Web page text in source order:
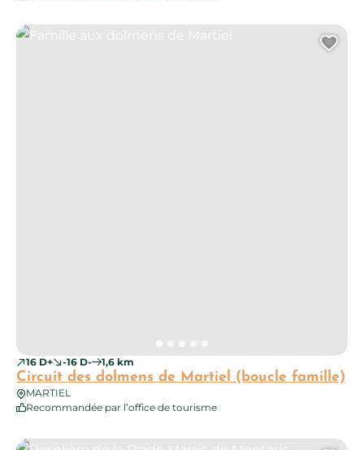
16 D+ -16 D- 1,6 km
Circuit des dolmens de Martiel (boucle famille)
MARTIEL
Recommandée par l’office de tourisme
Famille aux dolmens de Martiel